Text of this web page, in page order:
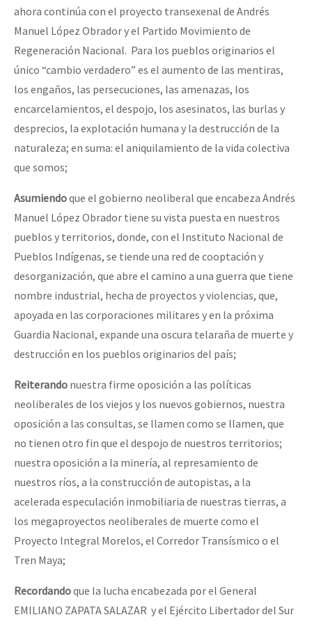
ahora continúa con el proyecto transexenal de Andrés
Manuel López Obrador y el Partido Movimiento de
Regeneración Nacional. Para los pueblos originarios el
único “cambio verdadero” es el aumento de las mentiras,
los engaños, las persecuciones, las amenazas, los
encarcelamientos, el despojo, los asesinatos, las burlas y
desprecios, la explotación humana y la destrucción de la
naturaleza; en suma: el aniquilamiento de la vida colectiva
que somos;
Asumiendoque el gobierno neoliberal que encabeza Andrés
Manuel López Obrador tiene su vista puesta en nuestros
pueblos y territorios, donde, con el Instituto Nacional de
Pueblos Indígenas, se tiende una red de cooptación y
desorganización, que abre el camino a una guerra que tiene
nombre industrial, hecha de proyectos y violencias, que,
apoyada en las corporaciones militares y en la próxima
Guardia Nacional, expande una oscura telaraña de muerte y
destrucción en los pueblos originarios del país;
Reiterando nuestra firme oposición a las políticas
neoliberales de los viejos y los nuevos gobiernos, nuestra
oposición a las consultas, se llamen como se llamen, que
no tienen otro fin que el despojo de nuestros territorios;
nuestra oposición a la minería, al represamiento de
nuestros ríos, a la construcción de autopistas, a la
acelerada especulación inmobiliaria de nuestras tierras, a
los megaproyectos neoliberales de muerte como el
Proyecto Integral Morelos, el Corredor Transísmico o el
Tren Maya;
Recordandoque la lucha encabezada por el General
EMILIANO ZAPATA SALAZAR y el Ejército Libertador del Sur